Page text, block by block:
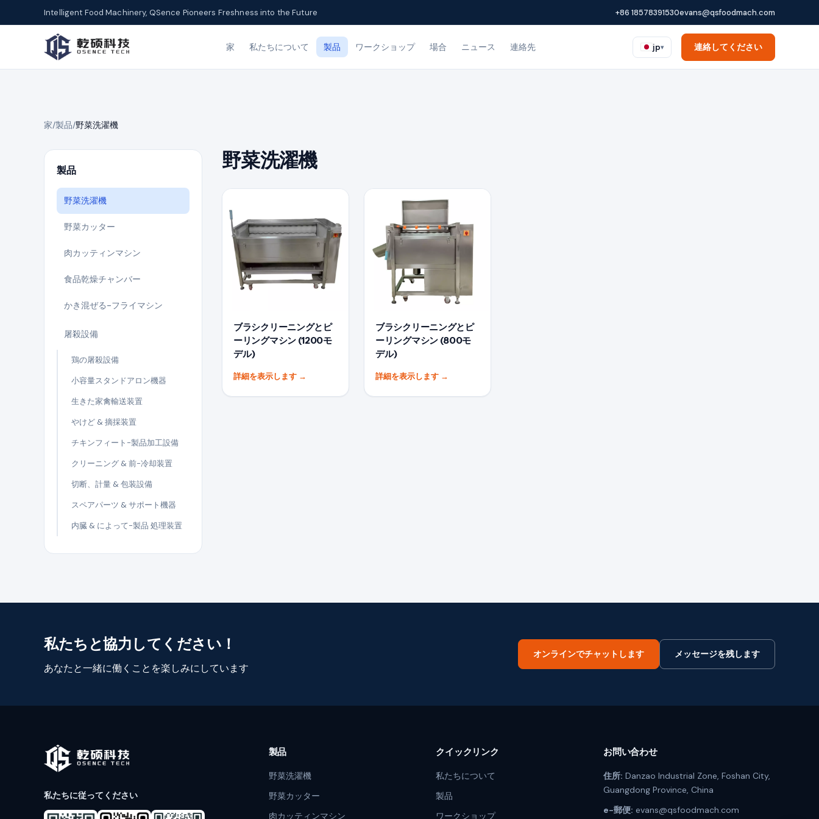
Intelligent Food Machinery, QSence Pioneers Freshness into the Future +86 18578391530evans@qsfoodmach.com
家 私たちについて 製品 ワークショップ 場合 ニュース 連絡先 jp▾ 連絡してください
家/製品/野菜洗濯機
製品
野菜洗濯機
野菜カッター
肉カッティンマシン
食品乾燥チャンバー
かき混ぜる-フライマシン
屠殺設備
鶏の屠殺設備
小容量スタンドアロン機器
生きた家禽輸送装置
やけど & 摘採装置
チキンフィート-製品加工設備
クリーニング & 前-冷却装置
切断、計量 & 包装設備
スペアパーツ & サポート機器
内臓 & によって-製品 処理装置
野菜洗濯機
ブラシクリーニングとピ
ーリングマシン (1200モ
デル)
詳細を表示します →
ブラシクリーニングとピ
ーリングマシン (800モ
デル)
詳細を表示します →
私たちと協力してください！
あなたと一緒に働くことを楽しみにしています
オンラインでチャットします メッセージを残します
私たちに従ってください
製品
野菜洗濯機
野菜カッター
肉カッティンマシン
クイックリンク
私たちについて
製品
ワークショップ
お問い合わせ
住所: Danzao Industrial Zone, Foshan City,
Guangdong Province, China
e-郵便: evans@qsfoodmach.com